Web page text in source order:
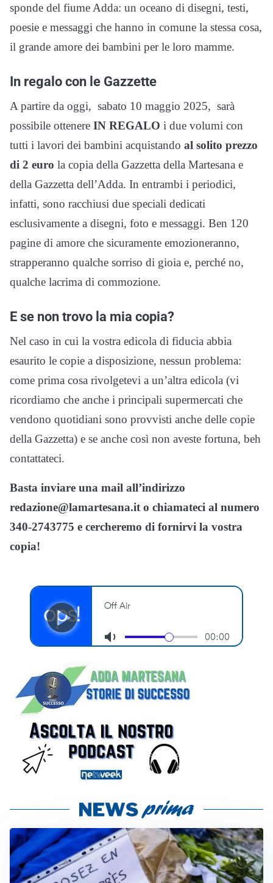
sponde del fiume Adda: un oceano di disegni, testi,
poesie e messaggi che hanno in comune la stessa cosa,
il grande amore dei bambini per le loro mamme.
In regalo con le Gazzette
A partire da oggi, sabato 10 maggio 2025, sarà
possibile ottenere IN REGALO i due volumi con
tutti i lavori dei bambini acquistando al solito prezzo
di 2 euro la copia della Gazzetta della Martesana e
della Gazzetta dell’Adda. In entrambi i periodici,
infatti, sono racchiusi due speciali dedicati
esclusivamente a disegni, foto e messaggi. Ben 120
pagine di amore che sicuramente emozioneranno,
strapperanno qualche sorriso di gioia e, perché no,
qualche lacrima di commozione.
E se non trovo la mia copia?
Nel caso in cui la vostra edicola di fiducia abbia
esaurito le copie a disposizione, nessun problema:
come prima cosa rivolgetevi a un’altra edicola (vi
ricordiamo che anche i principali supermercati che
vendono quotidiani sono provvisti anche delle copie
della Gazzetta) e se anche così non aveste fortuna, beh
contattateci.
Basta inviare una mail all’indirizzo
redazione@lamartesana.it o chiamateci al numero
340-2743775 e cercheremo di fornirvi la vostra
copia!